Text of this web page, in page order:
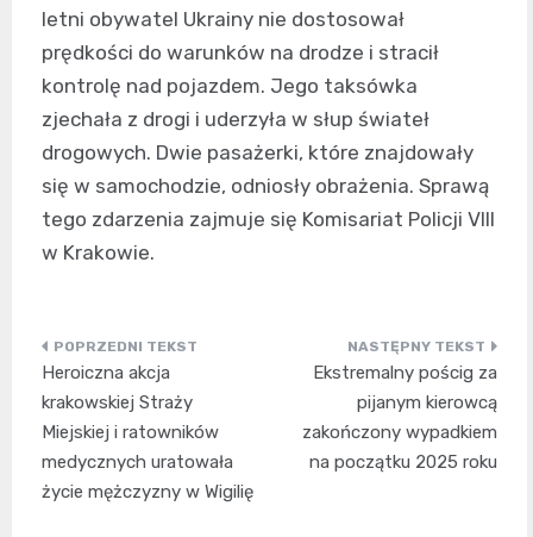
letni obywatel Ukrainy nie dostosował
prędkości do warunków na drodze i stracił
kontrolę nad pojazdem. Jego taksówka
zjechała z drogi i uderzyła w słup świateł
drogowych. Dwie pasażerki, które znajdowały
się w samochodzie, odniosły obrażenia. Sprawą
tego zdarzenia zajmuje się Komisariat Policji VIII
w Krakowie.
Nawigacja
wpisu
Heroiczna akcja
krakowskiej Straży
Miejskiej i ratowników
medycznych uratowała
życie mężczyzny w Wigilię
Ekstremalny pościg za
pijanym kierowcą
zakończony wypadkiem
na początku 2025 roku